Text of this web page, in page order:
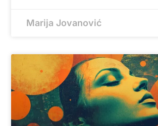
Marija Jovanović